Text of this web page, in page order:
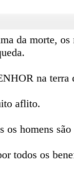
da morte, os
na terra
aflito.
os homens
todos os